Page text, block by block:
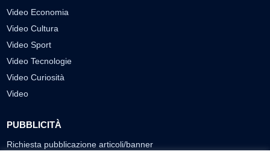
Video Economia
Video Cultura
Video Sport
Video Tecnologie
Video Curiosità
Video
PUBBLICITÀ
Richiesta pubblicazione articoli/banner